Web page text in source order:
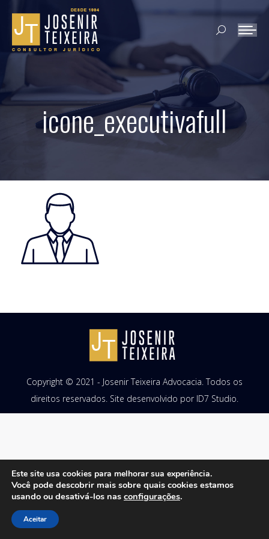
Search:
icone_executivafull
Copyright © 2021 - Josenir Teixeira Advocacia. Todos os
direitos reservados. Site desenvolvido por ID7 Studio.
Este site usa cookies para melhorar sua experiência.
Você pode descobrir mais sobre quais cookies estamos
usando ou desativá-los nas configurações.
Aceitar